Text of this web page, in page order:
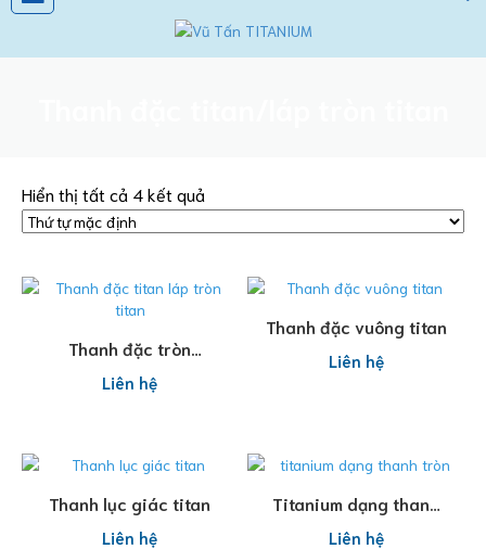
Hiển thị tất cả 4 kết quả
Đọc tiếp
Thanh đặc tròn
titan/láp tròn titan
Liên hệ
Đọc tiếp
Thanh đặc vuông titan
Liên hệ
Đọc tiếp
Thanh lục giác titan
Liên hệ
Đọc tiếp
Titanium dạng thanh
tròn
Liên hệ